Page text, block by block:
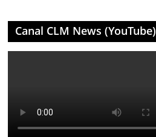
Canal CLM News (YouTube)